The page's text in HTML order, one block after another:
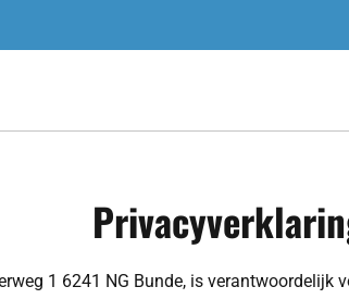
1 6241 NG Bunde, is